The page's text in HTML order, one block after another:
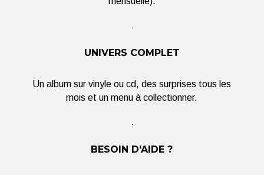
UNIVERS COMPLET
Un album sur vinyle ou cd, des surprises tous les
mois et un menu à collectionner.
BESOIN D'AIDE ?